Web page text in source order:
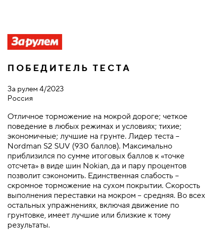
ПОБЕДИТЕЛЬ ТЕСТА
За рулем 4/2023
Россия
Отличное торможение на мокрой дороге; четкое
поведение в любых режимах и условиях; тихие;
экономичные; лучшие на грунте. Лидер теста –
Nordman S2 SUV (930 баллов). Максимально
приблизился по сумме итоговых баллов к «точке
отсчета» в виде шин Nokian, да и пару процентов
позволит сэкономить. Единственная слабость –
скромное торможение на сухом покрытии. Скорость
выполнения переставки на мокром – средняя. Во всех
остальных упражнениях, включая движение по
грунтовке, имеет лучшие или близкие к тому
результаты.